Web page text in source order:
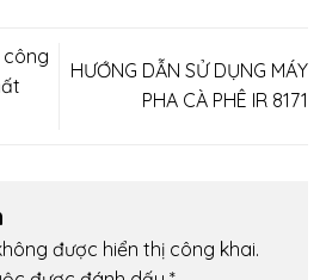
công
HƯỚNG DẪN SỬ DỤNG MÁY
PHA CÀ PHÊ IR 8171
được hiển thị công khai.